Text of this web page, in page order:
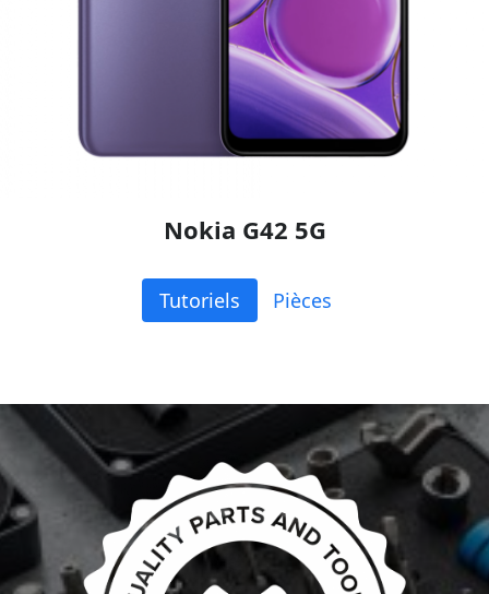
Nokia G42 5G
Tutoriels Pièces